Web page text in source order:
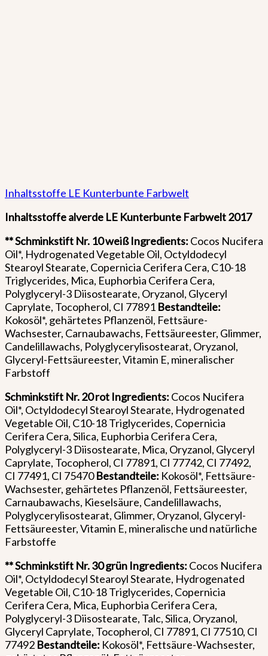
Inhaltsstoffe LE Kunterbunte Farbwelt
Inhaltsstoffe alverde LE Kunterbunte Farbwelt 2017
** Schminkstift Nr. 10 weißIngredients: Cocos Nucifera
Oil*, Hydrogenated Vegetable Oil, Octyldodecyl
Stearoyl Stearate, Copernicia Cerifera Cera, C10-18
Triglycerides, Mica, Euphorbia Cerifera Cera,
Polyglyceryl-3 Diisostearate, Oryzanol, Glyceryl
Caprylate, Tocopherol, CI 77891 Bestandteile:
Kokosöl*, gehärtetes Pflanzenöl, Fettsäure-
Wachsester, Carnaubawachs, Fettsäureester, Glimmer,
Candelillawachs, Polyglycerylisostearat, Oryzanol,
Glyceryl-Fettsäureester, Vitamin E, mineralischer
Farbstoff
Schminkstift Nr. 20 rot Ingredients: Cocos Nucifera
Oil*, Octyldodecyl Stearoyl Stearate, Hydrogenated
Vegetable Oil, C10-18 Triglycerides, Copernicia
Cerifera Cera, Silica, Euphorbia Cerifera Cera,
Polyglyceryl-3 Diisostearate, Mica, Oryzanol, Glyceryl
Caprylate, Tocopherol, CI 77891, CI 77742, CI 77492,
CI 77491, CI 75470Bestandteile: Kokosöl*, Fettsäure-
Wachsester, gehärtetes Pflanzenöl, Fettsäureester,
Carnaubawachs, Kieselsäure, Candelillawachs,
Polyglycerylisostearat, Glimmer, Oryzanol, Glyceryl-
Fettsäureester, Vitamin E, mineralische und natürliche
Farbstoffe
** Schminkstift Nr. 30 grün Ingredients: Cocos Nucifera
Oil*, Octyldodecyl Stearoyl Stearate, Hydrogenated
Vegetable Oil, C10-18 Triglycerides, Copernicia
Cerifera Cera, Mica, Euphorbia Cerifera Cera,
Polyglyceryl-3 Diisostearate, Talc, Silica, Oryzanol,
Glyceryl Caprylate, Tocopherol, CI 77891, CI 77510, CI
77492 Bestandteile: Kokosöl*, Fettsäure-Wachsester,